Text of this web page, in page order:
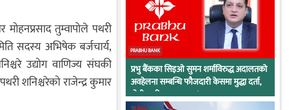
तुम्वापोले पथरी
सदस्य अभिषेक बर्जचार्य,
उद्योग वाणिज्य संघकी
शनिश्चरेको राजेन्द्र कुमार
PRABHU BANK
प्रभु बैंकका सिइओ सुमन शर्माविरुद्ध अदालतको
अवहेलना सम्बन्धि फौजदारी केसमा मुद्धा दर्ता,
दोषी ठहरिए जान्छ पद !